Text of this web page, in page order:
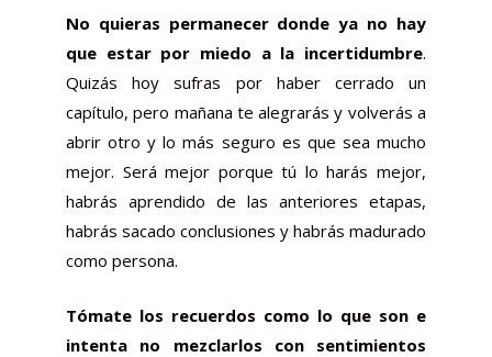
No quieras permanecer donde ya no hay
que estar por miedo a la incertidumbre.
Quizás hoy sufras por haber cerrado un
capítulo, pero mañana te alegrarás y volverás a
abrir otro y lo más seguro es que sea mucho
mejor. Será mejor porque tú lo harás mejor,
habrás aprendido de las anteriores etapas,
habrás sacado conclusiones y habrás madurado
como persona.
Tómate los recuerdos como lo que son e
intenta no mezclarlos con sentimientos